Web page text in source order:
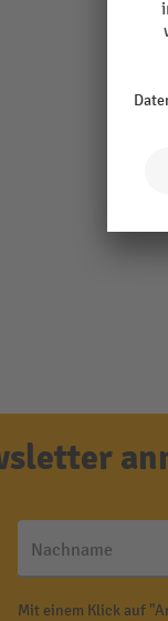
Nachname
Mit einem Klick auf